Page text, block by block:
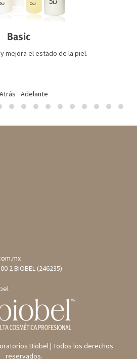
Basic
mejora el estado de la piel.
Atrás Adelante
2 BIOBEL (246235)
Biobel | Todos los derechos
reservados.